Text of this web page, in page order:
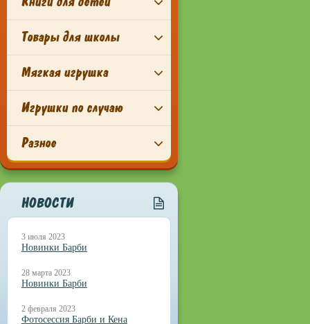
Товары для школы
Мягкая игрушка
Игрушки по случаю
Разное
НОВОСТИ
3 июля 2023
Новинки Барби
28 марта 2023
Новинки Барби
2 февраля 2023
Фотосессия Барби и Кена